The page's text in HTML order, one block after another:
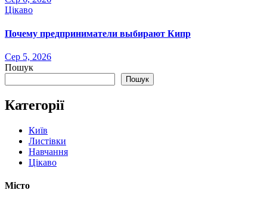
Цікаво
Почему предприниматели выбирают Кипр
Сер 5, 2026
Пошук
Пошук
Категорії
Київ
Листівки
Навчання
Цікаво
Місто